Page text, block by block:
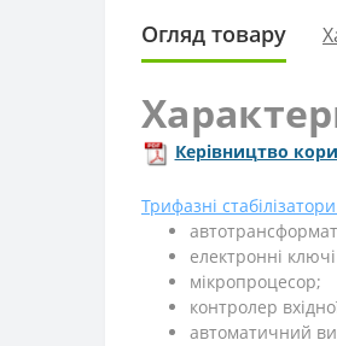
Огляд товару
Керівництво
Трифазні
електронні
мікропроцесор;
контролер
автоматичний